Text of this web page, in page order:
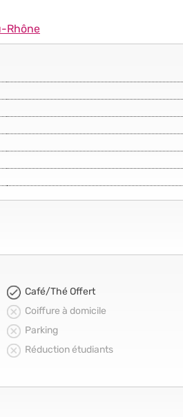
Rhône
Café/Thé Offert
Coiffure à domicile
Parking
Réduction étudiants